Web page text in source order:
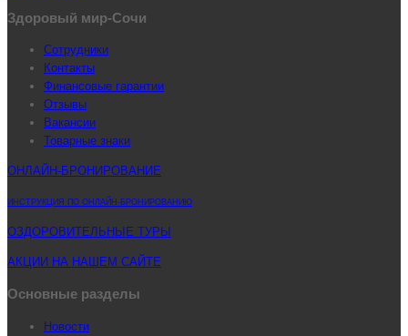
Здоровый мир-Сочи
Сотрудники
Контакты
Финансовые гарантии
Отзывы
Вакансии
Товарные знаки
ОНЛАЙН-БРОНИРОВАНИЕ
ИНСТРУКЦИЯ ПО ОНЛАЙН-БРОНИРОВАНИЮ
ОЗДОРОВИТЕЛЬНЫЕ ТУРЫ
АКЦИИ НА НАШЕМ САЙТЕ
Основные разделы
Новости